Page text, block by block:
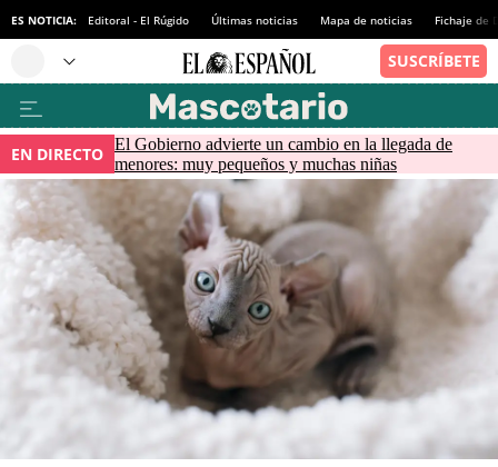
ES NOTICIA: Editoral - El Rúgido Últimas noticias Mapa de noticias Fichaje de
EN DIRECTO El Gobierno advierte un cambio en la llegada de
menores: muy pequeños y muchas niñas